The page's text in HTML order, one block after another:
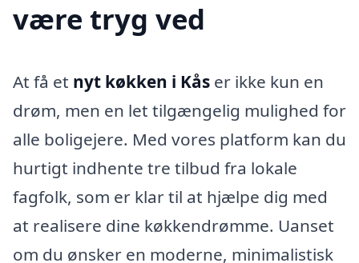
være tryg ved
At få et nyt køkken i Kås er ikke kun en
drøm, men en let tilgængelig mulighed for
alle boligejere. Med vores platform kan du
hurtigt indhente tre tilbud fra lokale
fagfolk, som er klar til at hjælpe dig med
at realisere dine køkkendrømme. Uanset
om du ønsker en moderne, minimalistisk